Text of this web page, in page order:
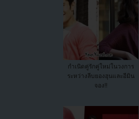
กำเนิดคู่รักคู่ใหม่ในวงการ
ระหว่างลีบยองฮุนและอีมิน
จอง!!